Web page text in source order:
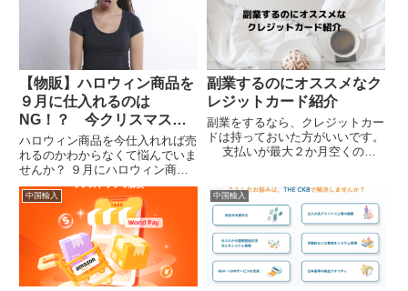
【物販】ハロウィン商品を
９月に仕入れるのは
NG！？ 今クリスマス商
品を仕入れるべき理由
ハロウィン商品を今仕入れれば売
れるのかわからなくて悩んでいま
せんか？ ９月にハロウィン商品
を販売してもいいのか、クリスマ
ス関連商品はいつ販売すべきか知
りたい副業プレイヤーは知らなき
ゃ損です。
副業するのにオススメなク
レジットカード紹介
副業をするなら、クレジットカー
ドは持っておいた方がいいです。
支払いが最大２か月空くので
すれば実質利益率がアップしま
す。 もちろん注意する点もあ
りますが、保険としても１枚は...
中国輸入 中国輸入